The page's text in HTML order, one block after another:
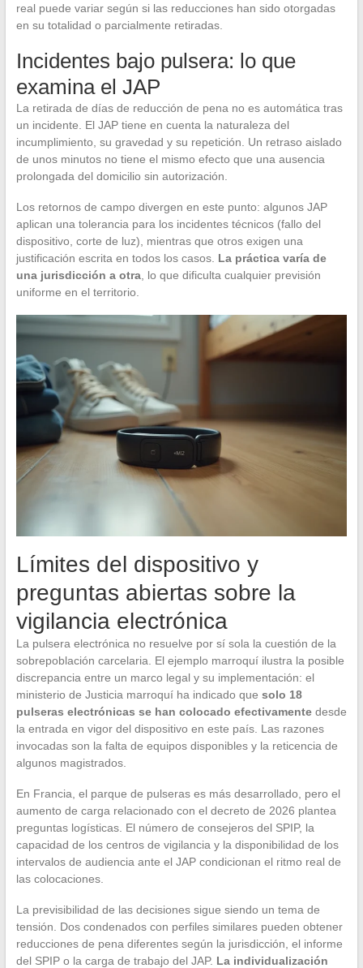
real puede variar según si las reducciones han sido otorgadas
en su totalidad o parcialmente retiradas.
Incidentes bajo pulsera: lo que
examina el JAP
La retirada de días de reducción de pena no es automática tras
un incidente. El JAP tiene en cuenta la naturaleza del
incumplimiento, su gravedad y su repetición. Un retraso aislado
de unos minutos no tiene el mismo efecto que una ausencia
prolongada del domicilio sin autorización.
Los retornos de campo divergen en este punto: algunos JAP
aplican una tolerancia para los incidentes técnicos (fallo del
dispositivo, corte de luz), mientras que otros exigen una
justificación escrita en todos los casos. La práctica varía de
una jurisdicción a otra, lo que dificulta cualquier previsión
uniforme en el territorio.
Límites del dispositivo y
preguntas abiertas sobre la
vigilancia electrónica
La pulsera electrónica no resuelve por sí sola la cuestión de la
sobrepoblación carcelaria. El ejemplo marroquí ilustra la posible
discrepancia entre un marco legal y su implementación: el
ministerio de Justicia marroquí ha indicado que solo 18
pulseras electrónicas se han colocado efectivamentedesde
la entrada en vigor del dispositivo en este país. Las razones
invocadas son la falta de equipos disponibles y la reticencia de
algunos magistrados.
En Francia, el parque de pulseras es más desarrollado, pero el
aumento de carga relacionado con el decreto de 2026 plantea
preguntas logísticas. El número de consejeros del SPIP, la
capacidad de los centros de vigilancia y la disponibilidad de los
intervalos de audiencia ante el JAP condicionan el ritmo real de
las colocaciones.
La previsibilidad de las decisiones sigue siendo un tema de
tensión. Dos condenados con perfiles similares pueden obtener
reducciones de pena diferentes según la jurisdicción, el informe
del SPIP o la carga de trabajo del JAP. La individualización